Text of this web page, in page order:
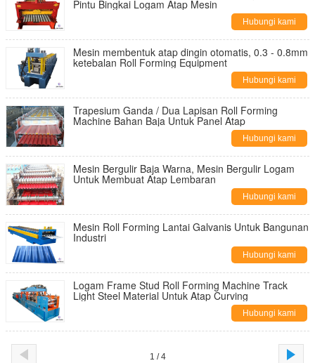
Pintu Bingkai Logam Atap Mesin
Hubungi kami
Mesin membentuk atap dingin otomatis, 0.3 - 0.8mm
ketebalan Roll Forming Equipment
Hubungi kami
Trapesium Ganda / Dua Lapisan Roll Forming
Machine Bahan Baja Untuk Panel Atap
Hubungi kami
Mesin Bergulir Baja Warna, Mesin Bergulir Logam
Untuk Membuat Atap Lembaran
Hubungi kami
Mesin Roll Forming Lantai Galvanis Untuk Bangunan
Industri
Hubungi kami
Logam Frame Stud Roll Forming Machine Track
Light Steel Material Untuk Atap Curving
Hubungi kami
1 / 4